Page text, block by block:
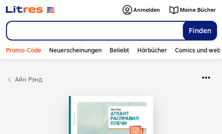
Finden
Anmelden Meine Bücher
Promo-Code Neuerscheinungen Beliebt Hörbücher Comics und
Айн Рэнд